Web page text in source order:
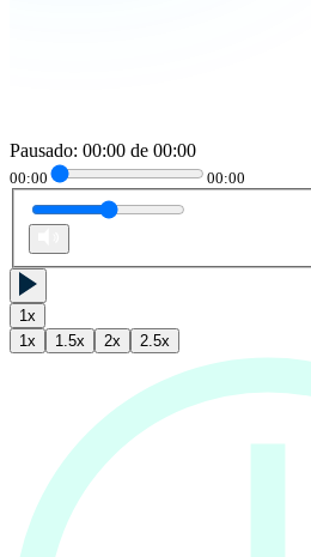
Pausado: 00:00 de 00:00
00:00 00:00
1x
1x 1.5x 2x 2.5x